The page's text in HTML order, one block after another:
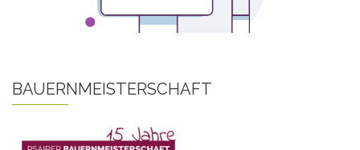
BAUERNMEISTERSCHAFT